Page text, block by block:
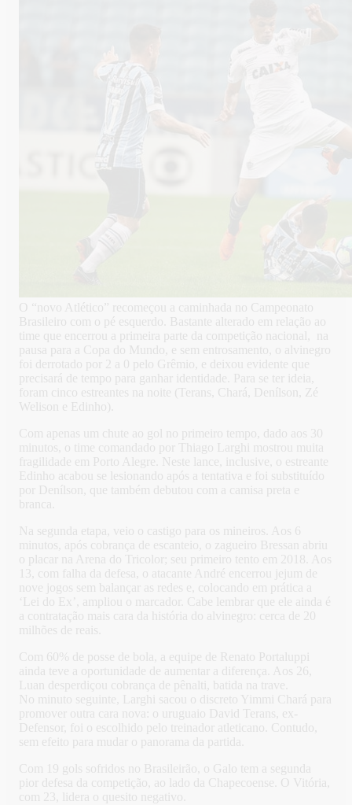
O “novo Atlético” recomeçou a caminhada no Campeonato
Brasileiro com o pé esquerdo. Bastante alterado em relação ao
time que encerrou a primeira parte da competição nacional, na
pausa para a Copa do Mundo, e sem entrosamento, o alvinegro
foi derrotado por 2 a 0 pelo Grêmio, e deixou evidente que
precisará de tempo para ganhar identidade. Para se ter ideia,
foram cinco estreantes na noite (Terans, Chará, Denílson, Zé
Welison e Edinho).
Com apenas um chute ao gol no primeiro tempo, dado aos 30
minutos, o time comandado por Thiago Larghi mostrou muita
fragilidade em Porto Alegre. Neste lance, inclusive, o estreante
Edinho acabou se lesionando após a tentativa e foi substituído
por Denílson, que também debutou com a camisa preta e
branca.
Na segunda etapa, veio o castigo para os mineiros. Aos 6
minutos, após cobrança de escanteio, o zagueiro Bressan abriu
o placar na Arena do Tricolor; seu primeiro tento em 2018. Aos
13, com falha da defesa, o atacante André encerrou jejum de
nove jogos sem balançar as redes e, colocando em prática a
‘Lei do Ex’, ampliou o marcador. Cabe lembrar que ele ainda é
a contratação mais cara da história do alvinegro: cerca de 20
milhões de reais.
Com 60% de posse de bola, a equipe de Renato Portaluppi
ainda teve a oportunidade de aumentar a diferença. Aos 26,
Luan desperdiçou cobrança de pênalti, batida na trave.
No minuto seguinte, Larghi sacou o discreto Yimmi Chará para
promover outra cara nova: o uruguaio David Terans, ex-
Defensor, foi o escolhido pelo treinador atleticano. Contudo,
sem efeito para mudar o panorama da partida.
Com 19 gols sofridos no Brasileirão, o Galo tem a segunda
pior defesa da competição, ao lado da Chapecoense. O Vitória,
com 23, lidera o quesito negativo.